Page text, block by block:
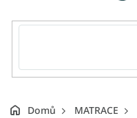
Domů MATRACE